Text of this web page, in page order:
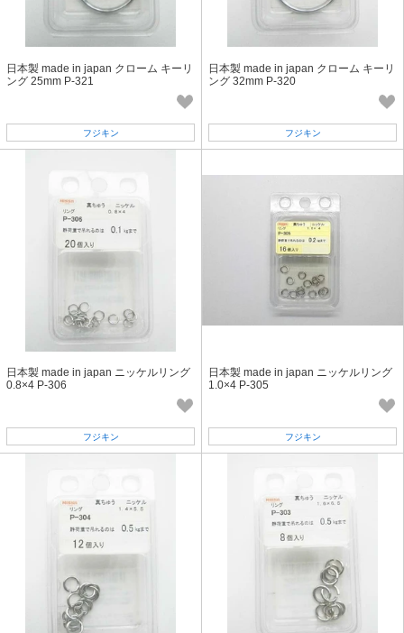
日本製 made in japan クローム キーリ
ング 25mm P-321
フジキン
日本製 made in japan クローム キーリ
ング 32mm P-320
フジキン
日本製 made in japan ニッケルリング
0.8×4 P-306
フジキン
日本製 made in japan ニッケルリング
1.0×4 P-305
フジキン